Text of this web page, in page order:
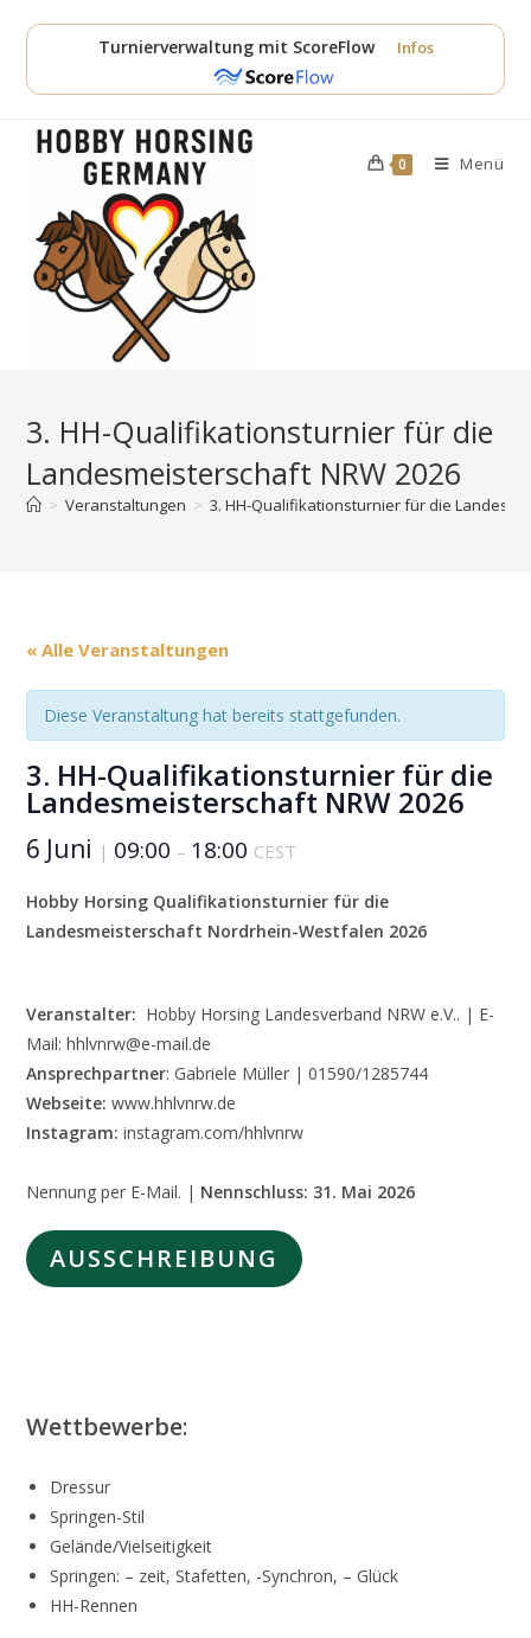
Inhalt
Turnierverwaltung mit ScoreFlow Infos
0 Menü
3. HH-Qualifikationsturnier für die
Landesmeisterschaft NRW 2026
> Veranstaltungen > 3. HH-Qualifikationsturnier für die
« Alle Veranstaltungen
Diese Veranstaltung hat bereits stattgefunden.
3. HH-Qualifikationsturnier für die
Landesmeisterschaft NRW 2026
6 Juni | 09:00 – 18:00 CEST
Hobby Horsing Qualifikationsturnier für die
Landesmeisterschaft Nordrhein-Westfalen 2026
Veranstalter: Hobby Horsing Landesverband NRW e.V.. | E-
Mail: hhlvnrw@e-mail.de
Ansprechpartner: Gabriele Müller | 01590/1285744
Webseite:www.hhlvnrw.de
Instagram: instagram.com/hhlvnrw
Nennung per E-Mail. | Nennschluss: 31. Mai 2026
AUSSCHREIBUNG
Wettbewerbe:
Dressur
Springen-Stil
Gelände/Vielseitigkeit
Springen: – zeit, Stafetten, -Synchron, – Glück
HH-Rennen